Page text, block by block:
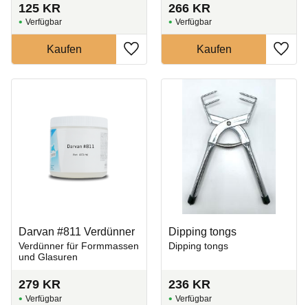
125 KR
Zu Favoriten hinzufügen
266 KR
Zu
Darvan #811 Verdünner
Verdünner für Formmassen
und Glasuren
279 KR
Dipping tongs
Dipping tongs
236 KR